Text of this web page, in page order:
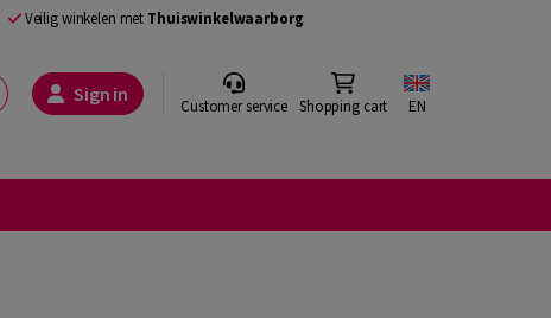
Veilig winkelen met Thuiswinkelwaarborg
Sign in Customer service Shopping cart EN